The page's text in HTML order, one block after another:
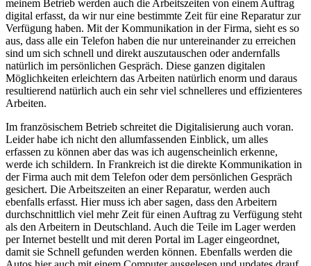
meinem Betrieb werden auch die Arbeitszeiten von einem Auftrag
digital erfasst, da wir nur eine bestimmte Zeit für eine Reparatur zur
Verfügung haben. Mit der Kommunikation in der Firma, sieht es so
aus, dass alle ein Telefon haben die nur untereinander zu erreichen
sind um sich schnell und direkt auszutauschen oder andernfalls
natürlich im persönlichen Gespräch. Diese ganzen digitalen
Möglichkeiten erleichtern das Arbeiten natürlich enorm und daraus
resultierend natürlich auch ein sehr viel schnelleres und effizienteres
Arbeiten.
Im französischem Betrieb schreitet die Digitalisierung auch voran.
Leider habe ich nicht den allumfassenden Einblick, um alles
erfassen zu können aber das was ich augenscheinlich erkenne,
werde ich schildern. In Frankreich ist die direkte Kommunikation in
der Firma auch mit dem Telefon oder dem persönlichen Gespräch
gesichert. Die Arbeitszeiten an einer Reparatur, werden auch
ebenfalls erfasst. Hier muss ich aber sagen, dass den Arbeitern
durchschnittlich viel mehr Zeit für einen Auftrag zu Verfügung steht
als den Arbeitern in Deutschland. Auch die Teile im Lager werden
per Internet bestellt und mit deren Portal im Lager eingeordnet,
damit sie Schnell gefunden werden können. Ebenfalls werden die